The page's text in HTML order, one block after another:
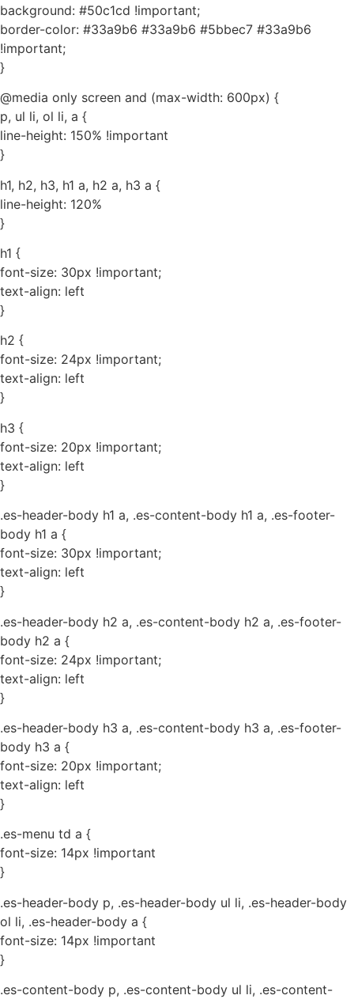
background: #50c1cd !important;
border-color: #33a9b6 #33a9b6 #5bbec7 #33a9b6
!important;
}
@media only screen and (max-width: 600px) {
p, ul li, ol li, a {
line-height: 150% !important
}
h1, h2, h3, h1 a, h2 a, h3 a {
line-height: 120%
}
h1 {
font-size: 30px !important;
text-align: left
}
h2 {
font-size: 24px !important;
text-align: left
}
h3 {
font-size: 20px !important;
text-align: left
}
.es-header-body h1 a, .es-content-body h1 a, .es-footer-
body h1 a {
font-size: 30px !important;
text-align: left
}
.es-header-body h2 a, .es-content-body h2 a, .es-footer-
body h2 a {
font-size: 24px !important;
text-align: left
}
.es-header-body h3 a, .es-content-body h3 a, .es-footer-
body h3 a {
font-size: 20px !important;
text-align: left
}
.es-menu td a {
font-size: 14px !important
}
.es-header-body p, .es-header-body ul li, .es-header-body
ol li, .es-header-body a {
font-size: 14px !important
}
.es-content-body p, .es-content-body ul li, .es-content-